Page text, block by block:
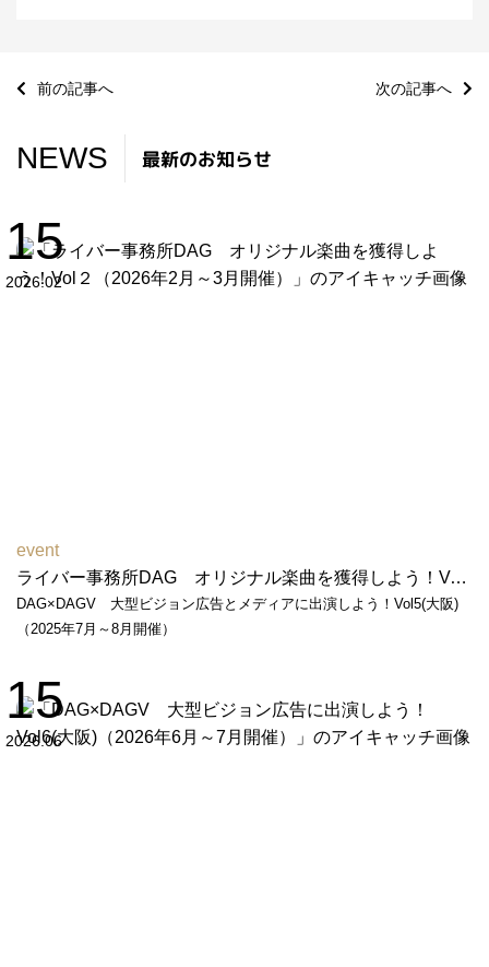
前の記事へ 次の記事へ
NEWS 最新のお知らせ
15
2026.02
event
ライバー事務所DAG オリジナル楽曲を獲得しよう！Vol２（2026年2月～3月開催）
DAG×DAGV 大型ビジョン広告とメディアに出演しよう！Vol5(大阪)
（2025年7月～8月開催）
15
2026.06